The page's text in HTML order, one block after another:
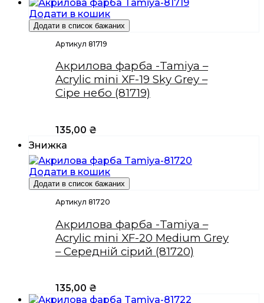
Додати в кошик
Додати в список бажаних
Артикул 81719
Акрилова фарба -Tamiya –
Acrylic mini XF-19 Sky Grey –
Сіре небо (81719)
135,00 ₴
Знижка
Додати в кошик
Додати в список бажаних
Артикул 81720
Акрилова фарба -Tamiya –
Acrylic mini XF-20 Medium Grey
– Середній сірий (81720)
135,00 ₴